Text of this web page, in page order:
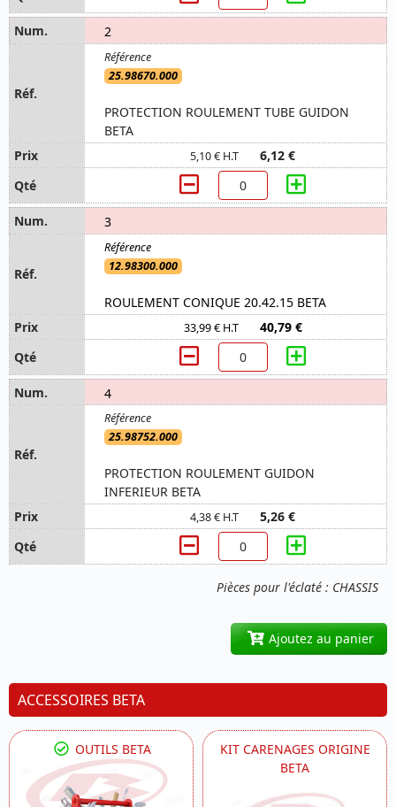
Pièces pour l'éclaté : CHASSIS
2
25.98670.000
PROTECTION ROULEMENT TUBE GUIDON
BETA
5,10 € H.T 6,12 €
3
12.98300.000
ROULEMENT CONIQUE 20.42.15 BETA
33,99 € H.T 40,79 €
4
25.98752.000
PROTECTION ROULEMENT GUIDON
INFERIEUR BETA
4,38 € H.T 5,26 €
Ajoutez au panier
ACCESSOIRES BETA
OUTILS BETA
KIT CARENAGES ORIGINE
BETA